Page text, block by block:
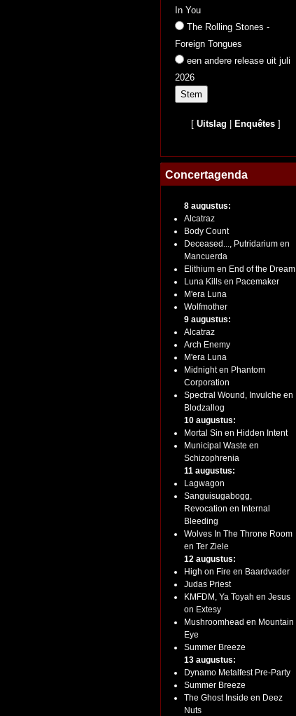
In You
The Rolling Stones -
Foreign Tongues
een andere release uit juli
2026
[Uitslag Enquêtes ]
Concertagenda
8 augustus:
Alcatraz
Body Count
Deceased..., Putridarium en
Mancuerda
Elithium en End of the Dream
Luna Kills en Pacemaker
M'era Luna
Wolfmother
9 augustus:
Alcatraz
Arch Enemy
M'era Luna
Midnight en Phantom
Corporation
Spectral Wound, Invulche en
Blodzallog
10 augustus:
Mortal Sin en Hidden Intent
Municipal Waste en
Schizophrenia
11 augustus:
Lagwagon
Sanguisugabogg,
Revocation en Internal
Bleeding
Wolves In The Throne Room
en Ter Ziele
12 augustus:
High on Fire en Baardvader
Judas Priest
KMFDM, Ya Toyah en Jesus
on Extesy
Mushroomhead en Mountain
Eye
Summer Breeze
13 augustus:
Dynamo Metalfest Pre-Party
Summer Breeze
The Ghost Inside en Deez
Nuts